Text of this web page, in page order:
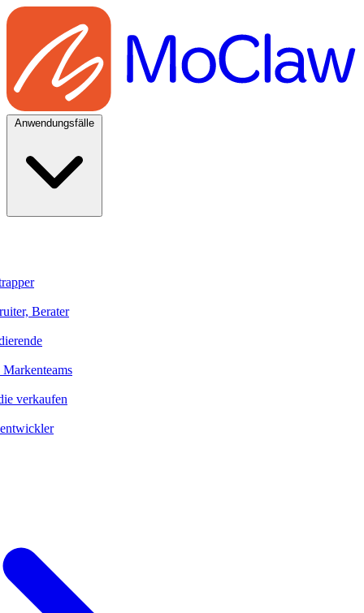
Berater
verkaufen